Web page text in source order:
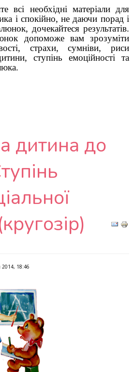
матеріали для
і спокійно, не даючи порад і
дочекайтеся результатів.
допоможе вам зрозуміти
страхи, сумніви, риси
ступінь емоційності та
дитина до
2014, 18:46